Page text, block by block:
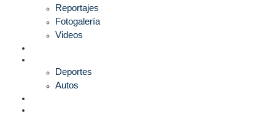
Reportajes
Fotogalería
Videos
Deportes
Autos